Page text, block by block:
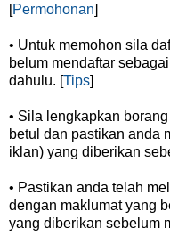
[Permohonan]
• Untuk memohon sila
belum mendaftar
dahulu. [Tips]
• Sila lengkapkan
betul dan pastikan anda
iklan) yang diberikan
• Pastikan anda telah
dengan maklumat yang
yang diberikan sebelum